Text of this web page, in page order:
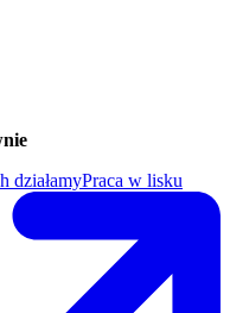
działamyPraca w lisku